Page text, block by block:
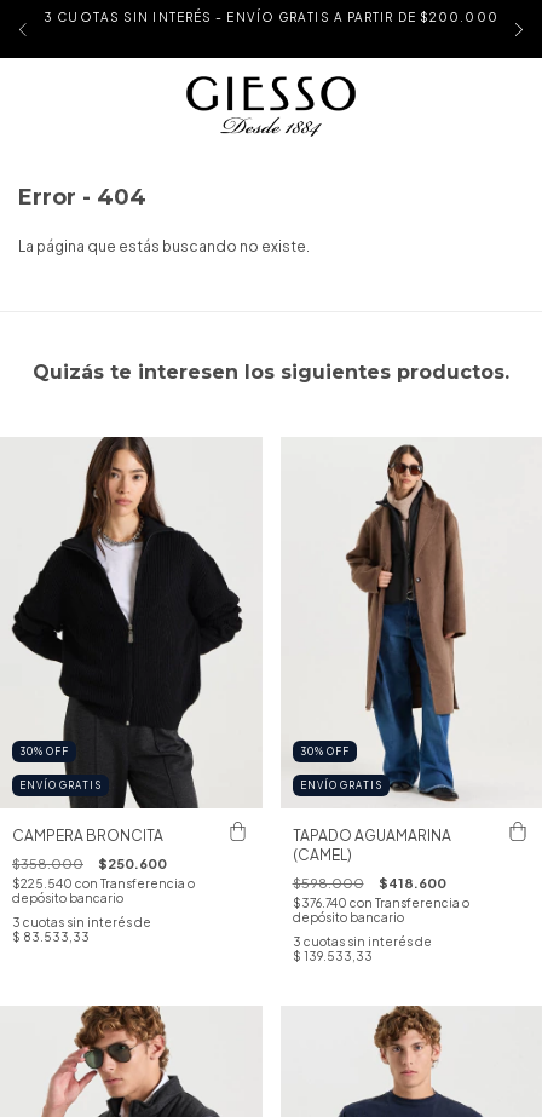
3 CUOTAS SIN INTERÉS - ENVÍO GRATIS A PARTIR DE $200.000
Error - 404
La página que estás buscando no existe.
Quizás te interesen los siguientes productos.
30% OFF
ENVÍO GRATIS
CAMPERA BRONCITA
$358.000 $250.600
$225.540 con Transferencia o
depósito bancario
3 cuotas sin interés de
$ 83.533,33
30% OFF
ENVÍO GRATIS
TAPADO AGUAMARINA
(CAMEL)
$598.000 $418.600
$376.740 con Transferencia o
depósito bancario
3 cuotas sin interés de
$ 139.533,33